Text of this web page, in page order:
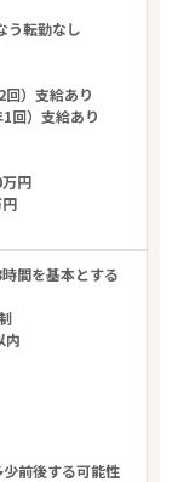
う転勤なし
回）支給あり
回）支給あり
円
間を基本とする
内
前後する可能性